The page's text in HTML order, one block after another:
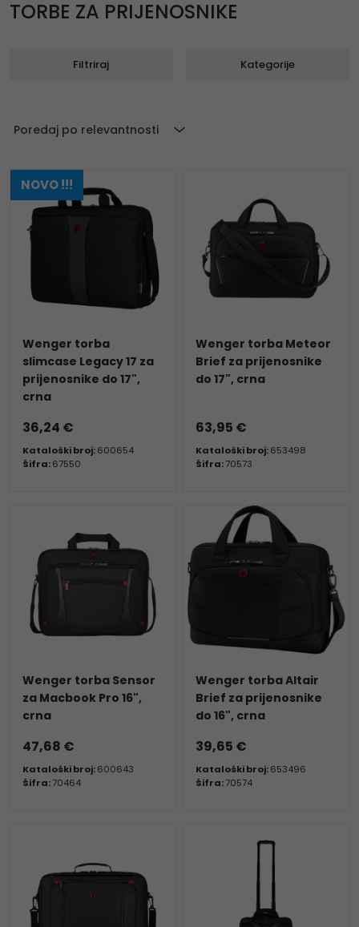
TORBE ZA PRIJENOSNIKE
Filtriraj Kategorije
Poredaj po relevantnosti
NOVO !!!
Wenger torba
slimcase Legacy 17 za
prijenosnike do 17",
crna
36,24 €
Kataloški broj:600654
Šifra:67550
Wenger torba Meteor
Brief za prijenosnike
do 17", crna
63,95 €
Kataloški broj:653498
Šifra:70573
Wenger torba Sensor
za Macbook Pro 16",
crna
47,68 €
Kataloški broj:600643
Šifra:70464
Wenger torba Altair
Brief za prijenosnike
do 16", crna
39,65 €
Kataloški broj:653496
Šifra:70574